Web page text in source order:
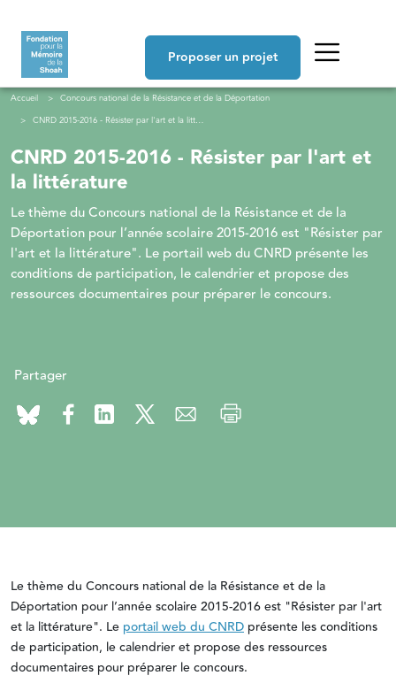
Proposer un projet
Fil d'Ariane
Accueil
Concours national de la Résistance et de la Déportation
CNRD 2015-2016 - Résister par l'art et la littérature
CNRD 2015-2016 - Résister par l'art et
la littérature
Le thème du Concours national de la Résistance et de la
Déportation pour l’année scolaire 2015-2016 est "Résister par
l'art et la littérature". Le portail web du CNRD présente les
conditions de participation, le calendrier et propose des
ressources documentaires pour préparer le concours.
Partager
Le thème du Concours national de la Résistance et de la
Déportation pour l’année scolaire 2015-2016 est "Résister par l'art
et la littérature". Le portail web du CNRD présente les conditions
de participation, le calendrier et propose des ressources
documentaires pour préparer le concours.